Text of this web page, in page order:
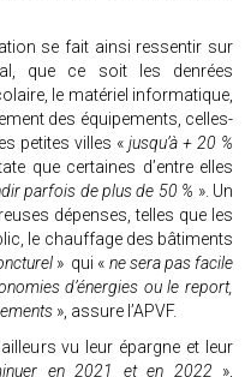
se fait ainsi ressentir sur
que ce soit les denrées
le matériel informatique,
des équipements, celles-
petites villes « jusqu’à + 20 %
que certaines d’entre elles
parfois de plus de 50 % ». Un
dépenses, telles que les
le chauffage des bâtiments
» qui « ne sera pas facile
d’énergies ou le report,
», assure l’APVF.
vu leur épargne et leur
en 2021 et en 2022 »,